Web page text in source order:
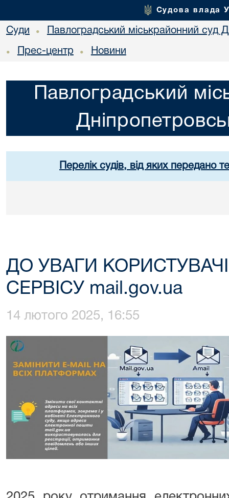
Судова влада
Суди • Павлоградський міськрайонний суд
• Прес-центр • Новини
Павлоградський
Перелік судів, від яких передано
ДО УВАГИ
СЕРВІСУ mail.gov.ua
14 лютого 2025, 16:55